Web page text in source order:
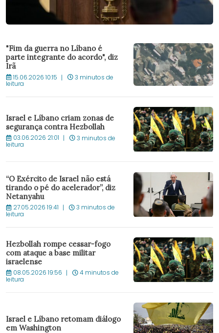
"Fim da guerra no Líbano é
parte integrante do acordo", diz
Irã
15.06.2026 10:15 3 minutos de
leitura
Israel e Líbano criam zonas de
segurança contra Hezbollah
03.06.2026 21:01 3 minutos de
leitura
“O Exército de Israel não está
tirando o pé do acelerador”, diz
Netanyahu
27.05.2026 19:41 3 minutos de
leitura
Hezbollah rompe cessar-fogo
com ataque a base militar
israelense
08.05.2026 19:56 4 minutos de
leitura
Israel e Líbano retomam diálogo
em Washington